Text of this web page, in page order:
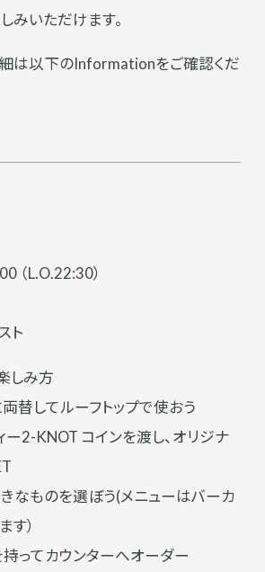
みいただけます。
は以下のInformationをご確認くだ
（L.O.22:30）
ト
しみ方
替してルーフトップで使おう
ー2-KNOT コインを渡し、オリジナ
なものを選ぼう(メニューはバーカ
す）
ってカウンターへオーダー